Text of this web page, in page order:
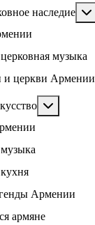
наследие
музыка
церкви Армении
Армении
армяне